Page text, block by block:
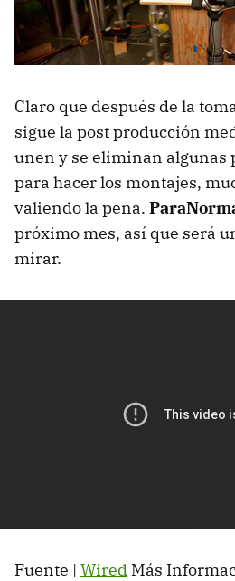
Claro que después de la
sigue la post producción
unen y se eliminan algunas
para hacer los montajes,
valiendo la pena.
próximo mes, así que será
mirar.
Fuente | Wired Más